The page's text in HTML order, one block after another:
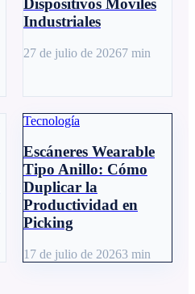
Dispositivos Móviles
Industriales
27 de julio de 20267 min
Tecnología
Escáneres Wearable
Tipo Anillo: Cómo
Duplicar la
Productividad en
Picking
17 de julio de 20263 min